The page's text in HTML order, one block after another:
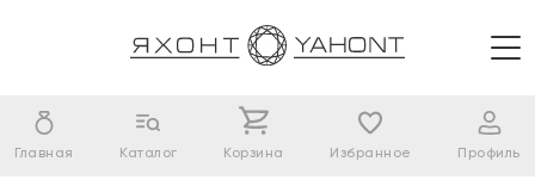
Главная Каталог Корзина Избранное Профиль